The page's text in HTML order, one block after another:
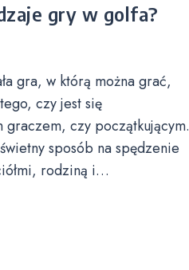
gry w golfa?
gra, w którą można grać,
czy jest się
graczem, czy początkującym.
sposób na spędzenie
rodziną i…